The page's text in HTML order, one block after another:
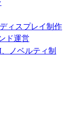
ィスプレイ制作
ド運営
ノベルティ制